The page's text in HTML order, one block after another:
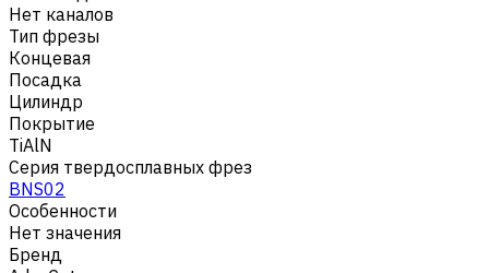
Нет каналов
Тип фрезы
Концевая
Посадка
Цилиндр
Покрытие
TiAlN
Серия твердосплавных фрез
BNS02
Особенности
Нет значения
Бренд